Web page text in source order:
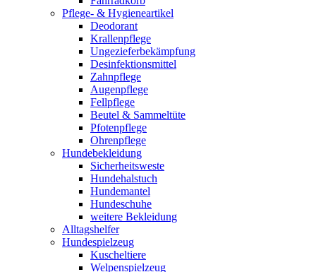
Pflege- & Hygieneartikel
Deodorant
Krallenpflege
Ungezieferbekämpfung
Desinfektionsmittel
Zahnpflege
Augenpflege
Fellpflege
Beutel & Sammeltüte
Pfotenpflege
Ohrenpflege
Hundebekleidung
Sicherheitsweste
Hundehalstuch
Hundemantel
Hundeschuhe
weitere Bekleidung
Alltagshelfer
Hundespielzeug
Kuscheltiere
Welpenspielzeug